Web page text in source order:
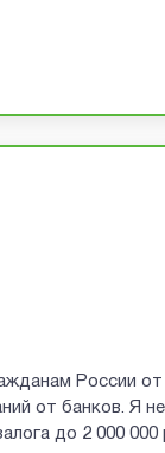
России
от банков. Я
до 2 000